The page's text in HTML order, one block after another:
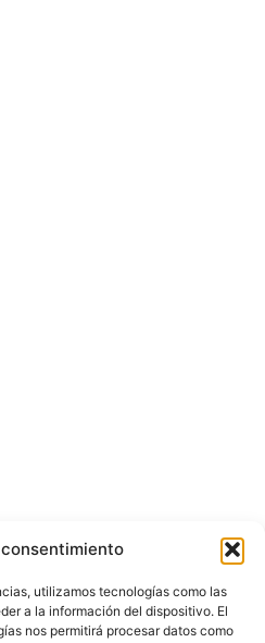
utilizamos tecnologías como las
a la información del dispositivo. El
nos permitirá procesar datos como